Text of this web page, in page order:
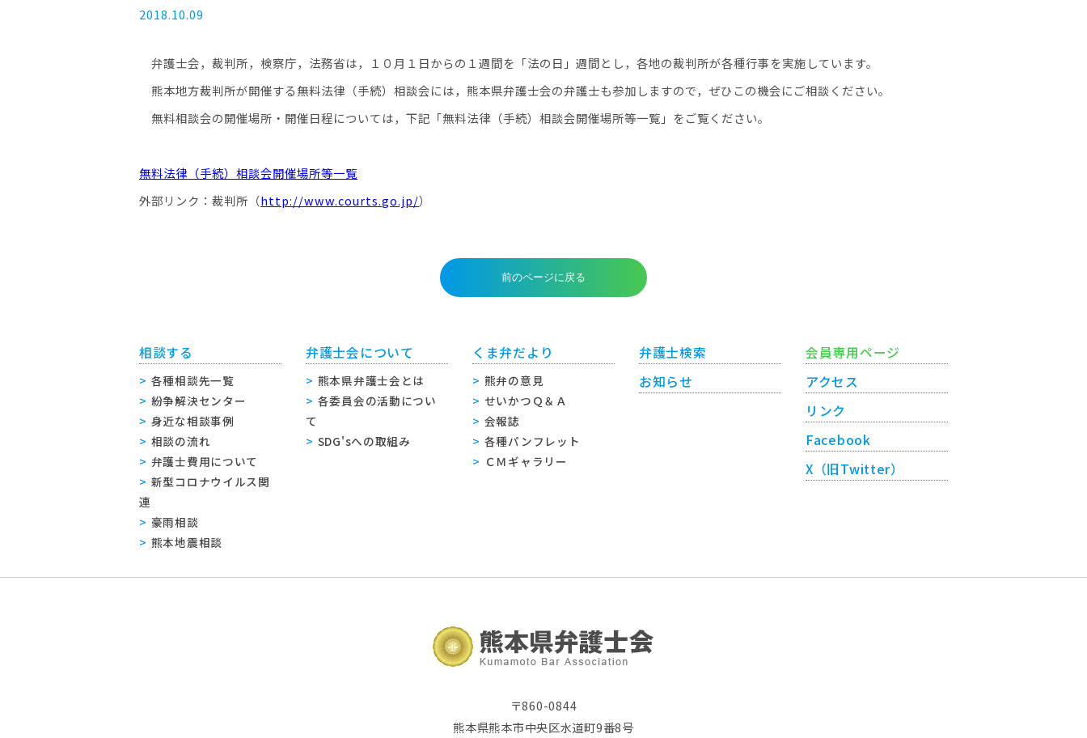
2018.10.09
弁護士会，裁判所，検察庁，法務省は，１０月１日からの１週間を「法の日」週間とし，各地の裁判所が各種行事を実施しています。
熊本地方裁判所が開催する無料法律（手続）相談会には，熊本県弁護士会の弁護士も参加しますので，ぜひこの機会にご相談ください。
無料相談会の開催場所・開催日程については，下記「無料法律（手続）相談会開催場所等一覧」をご覧ください。
無料法律（手続）相談会開催場所等一覧
外部リンク：裁判所（http://www.courts.go.jp/）
相談する
各種相談先一覧
紛争解決センター
身近な相談事例
相談の流れ
弁護士費用について
新型コロナウイルス関
連
豪雨相談
熊本地震相談
弁護士会について
熊本県弁護士会とは
各委員会の活動につい
て
SDG'sへの取組み
くま弁だより
熊弁の意見
せいかつＱ＆Ａ
会報誌
各種パンフレット
ＣＭギャラリー
弁護士検索
お知らせ
会員専用ページ
アクセス
リンク
Facebook
X（旧Twitter）
〒860-0844
熊本県熊本市中央区水道町9番8号